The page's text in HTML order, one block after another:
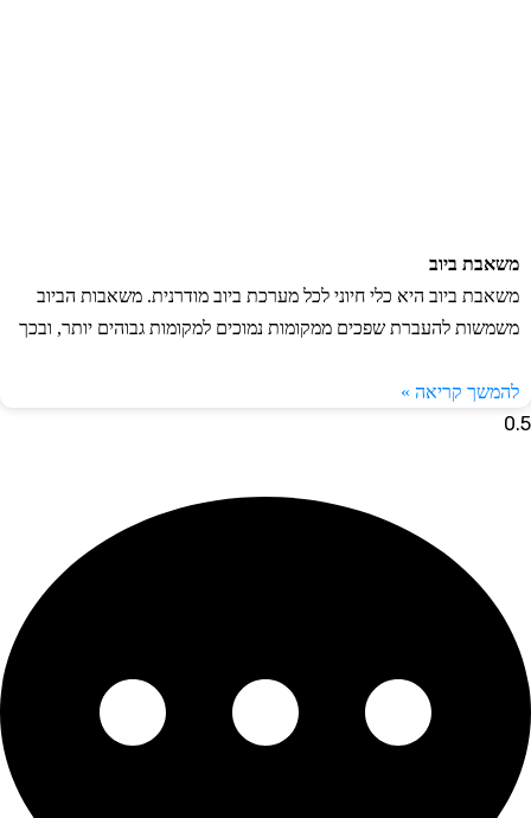
משאבת ביוב
משאבת ביוב היא כלי חיוני לכל מערכת ביוב מודרנית. משאבות הביוב
משמשות להעברת שפכים ממקומות נמוכים למקומות גבוהים יותר, ובכך
להמשך קריאה »